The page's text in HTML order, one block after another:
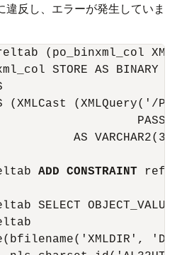
違反し、エラーが発生していま
(po_binxml_col
STORE AS BINARY
(XMLCast (XMLQuery('/
AS
ADD CONSTRAINT
SELECT